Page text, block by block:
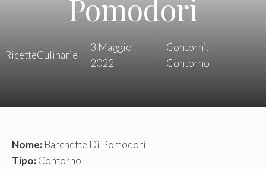
Pomodori
RicetteCulinarie
3 Maggio
2022
Contorni,
Contorno
Nome: Barchette Di Pomodori
Tipo:Contorno